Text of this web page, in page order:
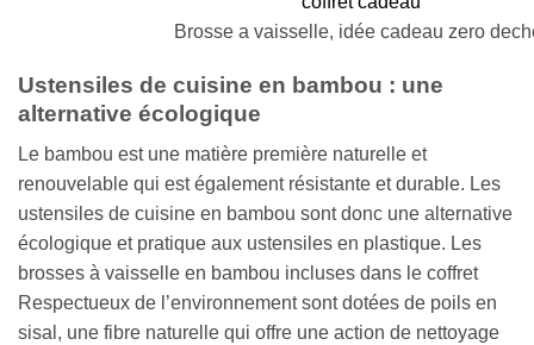
Brosse a vaisselle, idée cadeau zero
Ustensiles de cuisine en bambou : une
alternative écologique
Le bambou est une matière première naturelle et
renouvelable qui est également résistante et durable. Les
ustensiles de cuisine en bambou sont donc une alternative
écologique et pratique aux ustensiles en plastique. Les
brosses à vaisselle en bambou incluses dans le coffret
Respectueux de l’environnement sont dotées de poils en
sisal, une fibre naturelle qui offre une action de nettoyage